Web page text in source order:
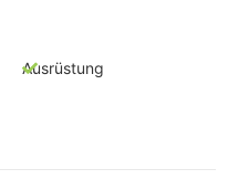
Ausrüstung